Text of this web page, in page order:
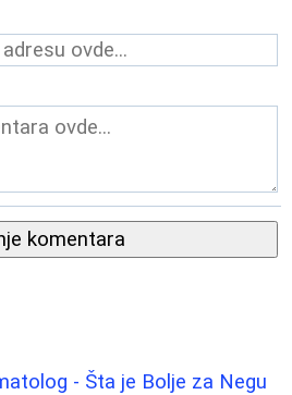
komentara
- Šta je Bolje za Negu